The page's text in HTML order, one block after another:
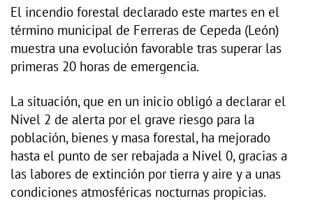
El incendio forestal declarado este martes en el
término municipal de Ferreras de Cepeda (León)
muestra una evolución favorable tras superar las
primeras 20 horas de emergencia.
La situación, que en un inicio obligó a declarar el
Nivel 2 de alerta por el grave riesgo para la
población, bienes y masa forestal, ha mejorado
hasta el punto de ser rebajada a Nivel 0, gracias a
las labores de extinción por tierra y aire y a unas
condiciones atmosféricas nocturnas propicias.